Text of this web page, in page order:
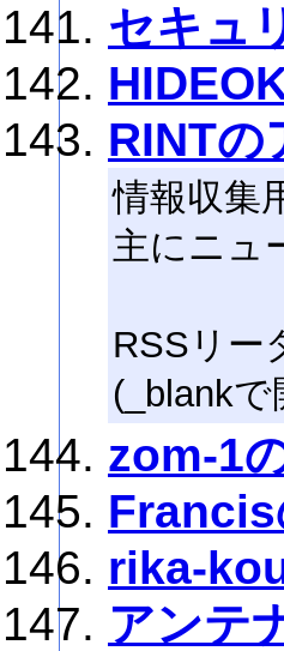
セキュ
RINTの
情報収集
主にニュ
RSSリー
(_blank
zom-1
Francis
rika-
アンテ